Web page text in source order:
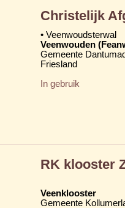
Christelijk
• Veenwoudsterwal
Veenwouden
Gemeente
Friesland
In gebruik
RK klooster
Veenklooster
Gemeente